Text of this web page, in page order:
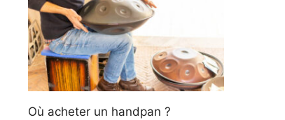
Où acheter un handpan ?